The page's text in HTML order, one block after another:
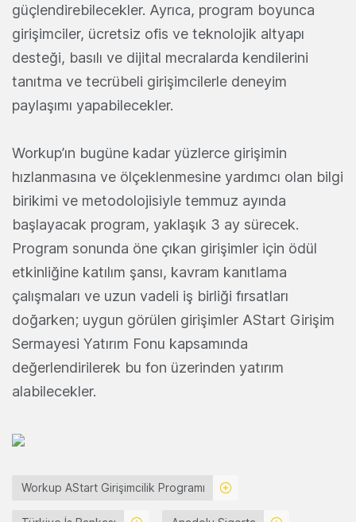
güçlendirebilecekler. Ayrıca, program boyunca
girişimciler, ücretsiz ofis ve teknolojik altyapı
desteği, basılı ve dijital mecralarda kendilerini
tanıtma ve tecrübeli girişimcilerle deneyim
paylaşımı yapabilecekler.
Workup’ın bugüne kadar yüzlerce girişimin
hızlanmasına ve ölçeklenmesine yardımcı olan bilgi
birikimi ve metodolojisiyle temmuz ayında
başlayacak program, yaklaşık 3 ay sürecek.
Program sonunda öne çıkan girişimler için ödül
etkinliğine katılım şansı, kavram kanıtlama
çalışmaları ve uzun vadeli iş birliği fırsatları
doğarken; uygun görülen girişimler AStart Girişim
Sermayesi Yatırım Fonu kapsamında
değerlendirilerek bu fon üzerinden yatırım
alabilecekler.
Workup AStart Girişimcilik Programı